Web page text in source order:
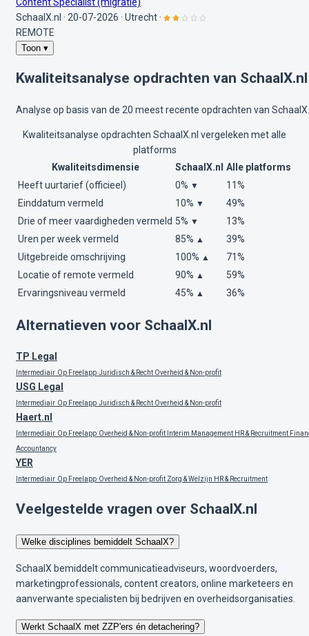
SchaalX.nl · 20-07-2026 · Utrecht ·
REMOTE
Toon ▾
Kwaliteitsanalyse opdrachten van SchaalX.nl
Analyse op basis van de 20 meest recente opdrachten van
Kwaliteitsanalyse opdrachten SchaalX.nl vergeleken met alle
platforms
Kwaliteitsdimensie
SchaalX.nl Alle platforms
Heeft uurtarief (officieel)
0% ▼
11%
Einddatum vermeld
10% ▼
49%
Drie of meer vaardigheden vermeld 5% ▼
13%
Uren per week vermeld
85% ▲
39%
Uitgebreide omschrijving
100% ▲
71%
Locatie of remote vermeld
90% ▲
59%
Ervaringsniveau vermeld
45% ▲ 36%
Alternatieven voor SchaalX.nl
TP Legal
Intermediair Op Freelapp Juridisch & Recht Overheid & Non-profit
USG Legal
Intermediair Op Freelapp Juridisch & Recht Overheid & Non-profit
Haert.nl
Intermediair Op Freelapp Overheid & Non-profit Interim Management HR & Recruitment
Accountancy
YER
Intermediair Op Freelapp Overheid & Non-profit Zorg & Welzijn HR & Recruitment
Veelgestelde vragen over SchaalX.nl
Welke disciplines bemiddelt SchaalX?
SchaalX bemiddelt communicatieadviseurs, woordvoerders,
marketingprofessionals, content creators, online marketeers en
aanverwante specialisten bij bedrijven en overheidsorganisaties.
Werkt SchaalX met ZZP'ers én detachering?